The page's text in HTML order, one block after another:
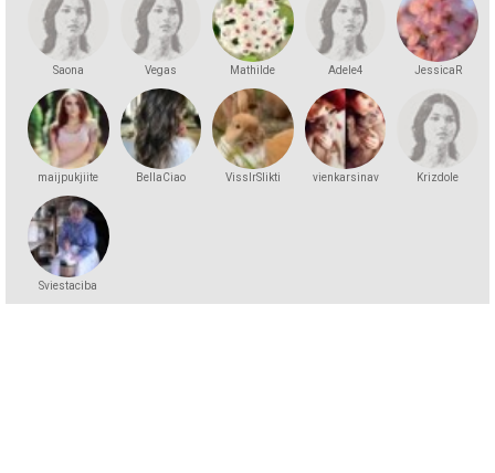
Saona Vegas Mathilde Adele4 JessicaR
maijpukjiite BellaCiao VissIrSlikti vienkarsinav Krizdole
Sviestaciba